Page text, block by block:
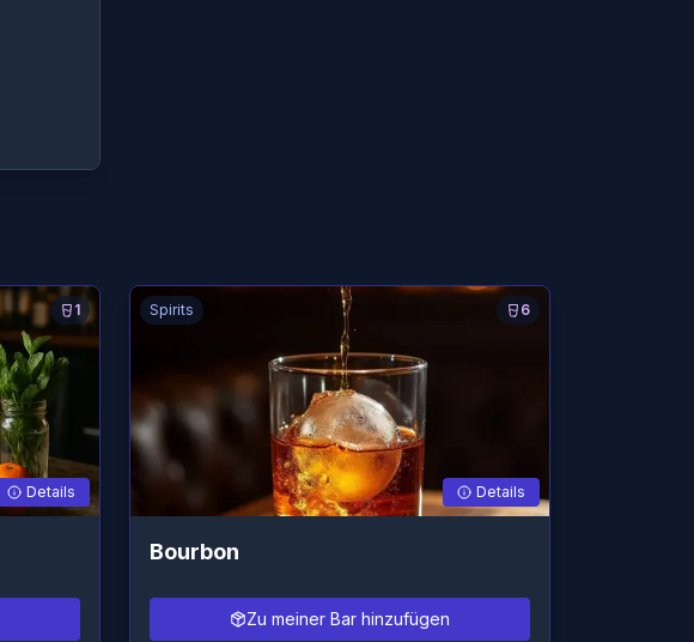
1
Details
6
Spirits
Details
Bourbon
Zu meiner Bar hinzufügen